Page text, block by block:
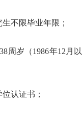
不限毕业年限；
周岁（1986年12月
认证书；